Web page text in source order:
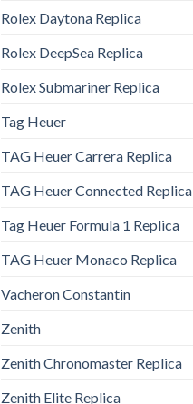
Rolex Daytona Replica
Rolex DeepSea Replica
Rolex Submariner Replica
Tag Heuer
TAG Heuer Carrera Replica
TAG Heuer Connected Replica
Tag Heuer Formula 1 Replica
TAG Heuer Monaco Replica
Vacheron Constantin
Zenith
Zenith Chronomaster Replica
Zenith Elite Replica